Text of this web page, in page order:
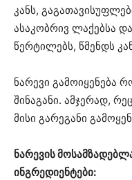
კანს,
ასაკობრივ ლაქებსა
წერტილებს, წმენდს
ნარევი გამოიყენება
შინაგანი. ამჯერად,
მისი გარეგანი
ნარევის
ინგრედიენტები: